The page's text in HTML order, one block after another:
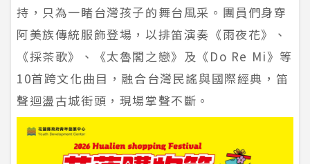
持，只為一睹台灣孩子的舞台風采。團員們身穿
阿美族傳統服飾登場，以排笛演奏《雨夜花》、
《採茶歌》、《太魯閣之戀》及《Do Re Mi》等
10首跨文化曲目，融合台灣民謠與國際經典，笛
聲迴盪古城街頭，現場掌聲不斷。